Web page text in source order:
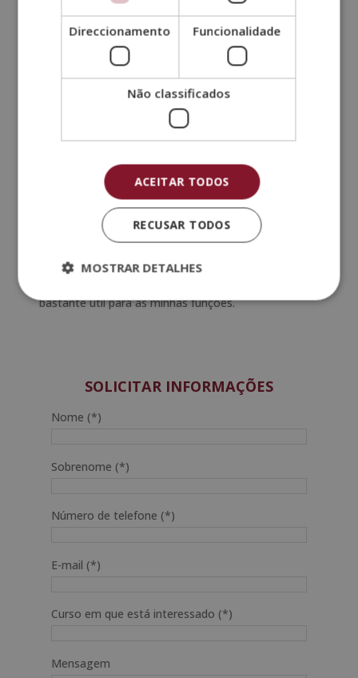
Estudo Psicologia Infantil e Adolescente e
Coaching: Reviews Esneca
Outros alunos que cursaram o mestrado duplo
também deixaramcomentários positivossobre o
tempo que passaram na escola. Aqui estão alguns
Dannyelle Alcides Cristovamcomenta: “Sim gostei
muito do curso, conteúdos abrangentes e atuais. A
escola também gostei da disponibilidade em ajudar
sempre que solicitada. Super recomendo!”
Da mesma forma,Maria Aparecida Clemente
, indica que: El Mestrado Internacional Em
Psicologia Infantil e Adolescente + Mestrado Em
bastante útil para as minhas funções.
SOLICITAR INFORMAÇÕES
Nome (*)
Sobrenome (*)
Número de telefone (*)
E-mail (*)
Curso em que está interessado (*)
Mensagem
Direccionamento Funcionalidade
Não classificados
ACEITAR TODOS
RECUSAR TODOS
MOSTRAR DETALHES